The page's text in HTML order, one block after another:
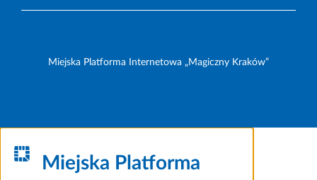
Miejska Platforma Internetowa „Magiczny Kraków”
Miejska Platforma